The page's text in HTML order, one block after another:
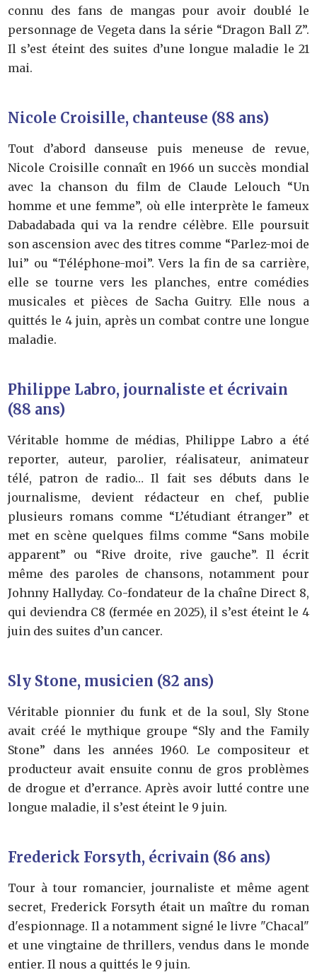
connu des fans de mangas pour avoir doublé le
personnage de Vegeta dans la série “Dragon Ball Z”.
Il s’est éteint des suites d’une longue maladie le 21
mai.
Nicole Croisille, chanteuse (88 ans)
Tout d’abord danseuse puis meneuse de revue,
Nicole Croisille connaît en 1966 un succès mondial
avec la chanson du film de Claude Lelouch “Un
homme et une femme”, où elle interprète le fameux
Dabadabada qui va la rendre célèbre. Elle poursuit
son ascension avec des titres comme “Parlez-moi de
lui” ou “Téléphone-moi”. Vers la fin de sa carrière,
elle se tourne vers les planches, entre comédies
musicales et pièces de Sacha Guitry. Elle nous a
quittés le 4 juin, après un combat contre une longue
maladie.
Philippe Labro, journaliste et écrivain
(88 ans)
Véritable homme de médias, Philippe Labro a été
reporter, auteur, parolier, réalisateur, animateur
télé, patron de radio… Il fait ses débuts dans le
journalisme, devient rédacteur en chef, publie
plusieurs romans comme “L’étudiant étranger” et
met en scène quelques films comme “Sans mobile
apparent” ou “Rive droite, rive gauche”. Il écrit
même des paroles de chansons, notamment pour
Johnny Hallyday. Co-fondateur de la chaîne Direct 8,
qui deviendra C8 (fermée en 2025), il s’est éteint le 4
juin des suites d’un cancer.
Sly Stone, musicien (82 ans)
Véritable pionnier du funk et de la soul, Sly Stone
avait créé le mythique groupe “Sly and the Family
Stone” dans les années 1960. Le compositeur et
producteur avait ensuite connu de gros problèmes
de drogue et d’errance. Après avoir lutté contre une
longue maladie, il s’est éteint le 9 juin.
Frederick Forsyth, écrivain (86 ans)
Tour à tour romancier, journaliste et même agent
secret, Frederick Forsyth était un maître du roman
d'espionnage. Il a notamment signé le livre "Chacal"
et une vingtaine de thrillers, vendus dans le monde
entier. Il nous a quittés le 9 juin.